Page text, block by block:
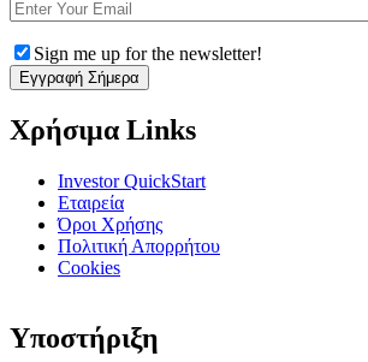
Sign me up for the newsletter!
Χρήσιμα Links
Investor QuickStart
Εταιρεία
Όροι Χρήσης
Πολιτική Απορρήτου
Cookies
Υποστήριξη